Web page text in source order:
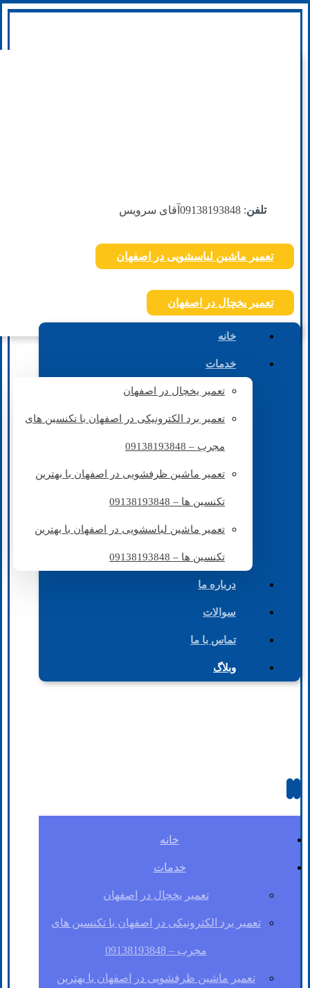
تلفن: 09138193848 آقای سرویس
تعمیر ماشین لباسشویی در اصفهان
تعمیر یخچال در اصفهان
خانه
خدمات
تعمیر یخچال در اصفهان
تعمیر برد الکترونیکی در اصفهان با تکنسین های
مجرب – 09138193848
تعمیر ماشین ظرفشویی در اصفهان با بهترین
تکنسین ها – 09138193848
تعمیر ماشین لباسشویی در اصفهان با بهترین
تکنسین ها – 09138193848
درباره ما
سوالات
تماس با ما
وبلاگ
خانه
خدمات
تعمیر یخچال در اصفهان
تعمیر برد الکترونیکی در اصفهان با تکنسین های
مجرب – 09138193848
تعمیر ماشین ظرفشویی در اصفهان با بهترین